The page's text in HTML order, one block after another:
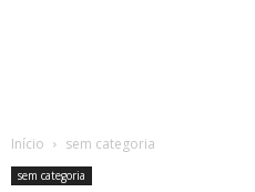
Início sem categoria
sem categoria